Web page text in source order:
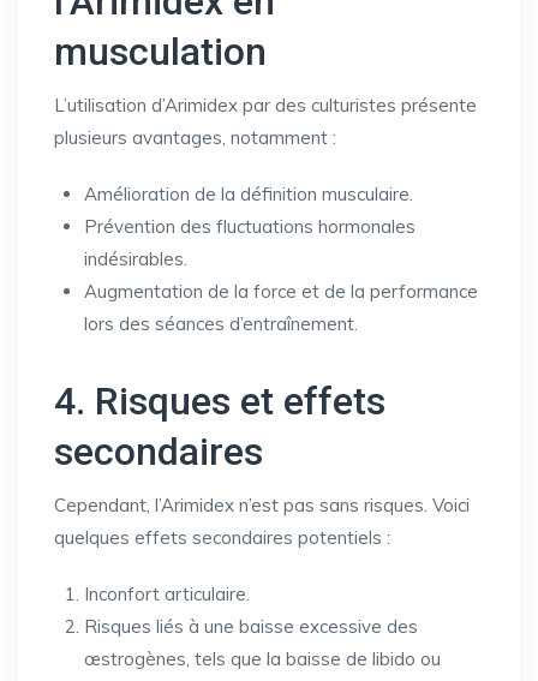
musculation
L’utilisation d’Arimidex par des culturistes présente
plusieurs avantages, notamment :
Amélioration de la définition musculaire.
Prévention des fluctuations hormonales
indésirables.
Augmentation de la force et de la performance
lors des séances d’entraînement.
4. Risques et effets
secondaires
Cependant, l’Arimidex n’est pas sans risques. Voici
quelques effets secondaires potentiels :
Inconfort articulaire.
Risques liés à une baisse excessive des
œstrogènes, tels que la baisse de libido ou